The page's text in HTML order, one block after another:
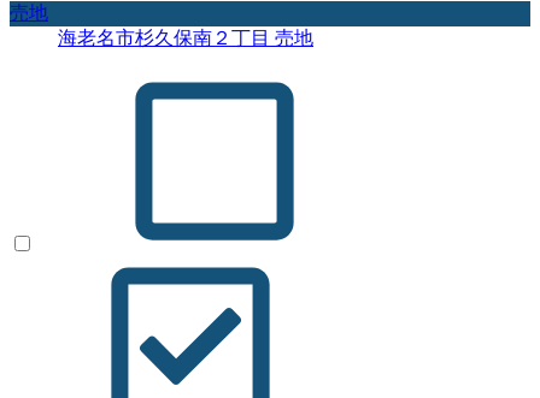
売地
海老名市杉久保南２丁目 売地